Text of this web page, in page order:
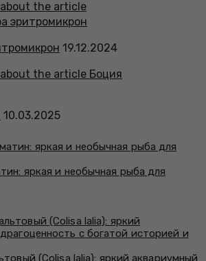
19.12.2024
10.03.2025
яркая и необычная рыба для